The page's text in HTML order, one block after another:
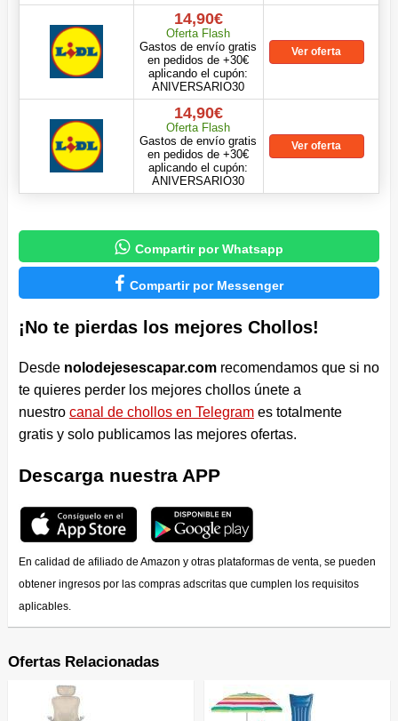
14,90€
Oferta Flash
Gastos de envío gratis
en pedidos de +30€
aplicando el cupón:
ANIVERSARIO30
Ver oferta
14,90€
Oferta Flash
Gastos de envío gratis
en pedidos de +30€
aplicando el cupón:
ANIVERSARIO30
Ver oferta
 Compartir por Whatsapp
 Compartir por Messenger
¡No te pierdas los mejores Chollos!
Desde nolodejesescapar.comrecomendamos que si no
te quieres perder los mejores chollos únete a
nuestro canal de chollos en Telegrames totalmente
gratis y solo publicamos las mejores ofertas.
Descarga nuestra APP
En calidad de afiliado de Amazon y otras plataformas de venta, se pueden
obtener ingresos por las compras adscritas que cumplen los requisitos
aplicables.
Ofertas Relacionadas